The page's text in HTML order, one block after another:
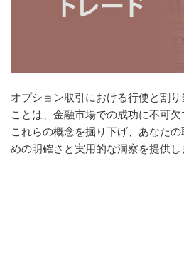
オプション取引における行使と割
ことは、金融市場での成功に不可欠
これらの概念を掘り下げ、あなた
めの明確さと実用的な洞察を提供し